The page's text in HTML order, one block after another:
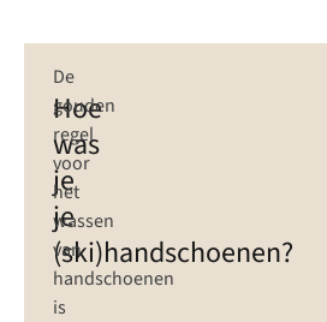
Hoe
was
je
je
(ski)handschoenen?
De
gouden
regel
voor
het
wassen
van
handschoenen
is